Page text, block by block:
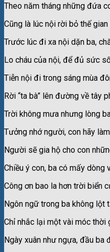
Theo năm tháng những đứa
Cũng là lúc nội rời bỏ thế gian
Trước lúc đi xa nội dặn ba,
Lo cháu của nội, để đủ sức
Tiễn nội đi trong sáng mùa
Rời “ta bà” lên đường về tây
Trời không mưa nhưng lòng
Tưởng nhớ người, con hãy
Người sẽ gia hộ cho con
Chiều ý con, ba có mấy dòng
Công ơn bao la hơn trời biển
Ngôn ngữ trong ba không lột
Chỉ nhắc lại một vài móc thời
Ngày xuân như ngựa, đầu ba